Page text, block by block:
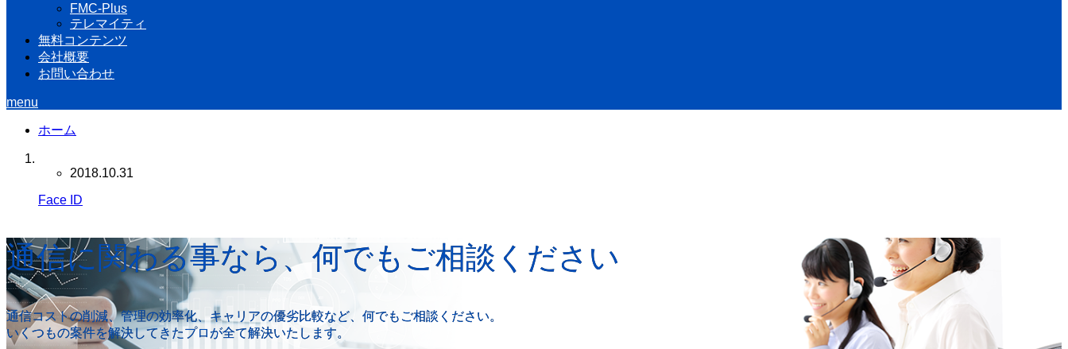
FMC-Plus
テレマイティ
無料コンテンツ
会社概要
お問い合わせ
menu
ホーム
2018.10.31
Face ID
通信に関わる事なら、何でもご相談ください
通信コストの削減、管理の効率化、キャリアの優劣比較など、何でもご相談ください。
いくつもの案件を解決してきたプロが全て解決いたします。